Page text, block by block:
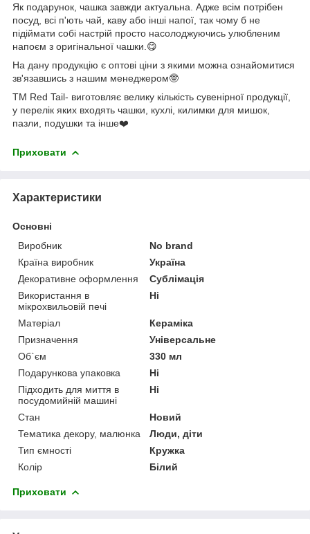
Як подарунок, чашка завжди актуальна. Адже всім потрібен
посуд, всі п'ють чай, каву або інші напої, так чому б не
підіймати собі настрій просто насолоджуючись улюбленим
напоєм з оригінальної чашки.😋
На дану продукцію є оптові ціни з якими можна ознайомитися
зв'язавшись з нашим менеджером🤓
ТМ Red Tail- виготовляє велику кількість сувенірної продукції,
у перелік яких входять чашки, кухлі, килимки для мишок,
пазли, подушки та інше❤️
Приховати
Характеристики
Основні
Виробник
No brand
Країна виробник
Україна
Декоративне оформлення
Сублімація
Використання в
мікрохвильовій печі
Ні
Матеріал
Кераміка
Призначення
Універсальне
Об`єм
330 мл
Подарункова упаковка
Ні
Підходить для миття в
посудомийній машині
Ні
Стан
Новий
Тематика декору, малюнка
Люди, діти
Тип ємності
Кружка
Колір
Білий
Приховати